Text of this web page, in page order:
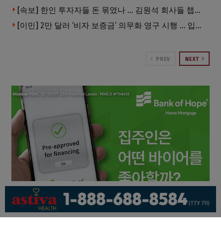
[속보] 한인 투자자들 돈 묶였나 … 김원석 회사들 챕터7 강제파산·자진파산 잇따라 신청
[이민] 2만 달러 ‘비자 보증금’ 의무화 영구 시행 … 입국 문턱 더 높아진다.
PREV NEXT